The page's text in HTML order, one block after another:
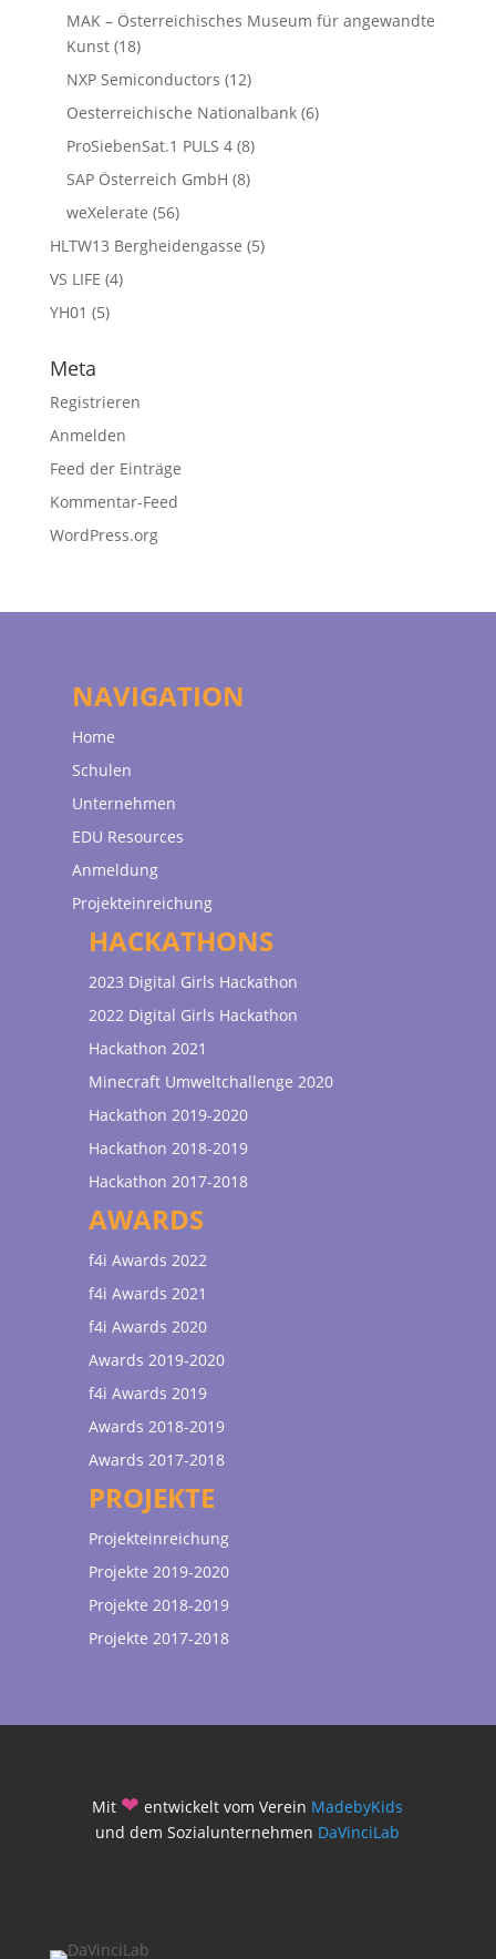
MAK – Österreichisches Museum für angewandte
Kunst(18)
NXP Semiconductors (12)
Oesterreichische Nationalbank(6)
ProSiebenSat.1 PULS 4(8)
SAP Österreich GmbH (8)
weXelerate (56)
HLTW13 Bergheidengasse (5)
VS LIFE (4)
YH01 (5)
Meta
Registrieren
Anmelden
Feed der Einträge
Kommentar-Feed
WordPress.org
NAVIGATION
Home
Schulen
Unternehmen
EDU Resources
Anmeldung
Projekteinreichung
HACKATHONS
2023 Digital Girls Hackathon
2022 Digital Girls Hackathon
Hackathon 2021
Minecraft Umweltchallenge 2020
Hackathon 2019-2020
Hackathon 2018-2019
Hackathon 2017-2018
AWARDS
f4i Awards 2022
f4i Awards 2021
f4i Awards 2020
Awards 2019-2020
f4i Awards 2019
Awards 2018-2019
Awards 2017-2018
PROJEKTE
Projekteinreichung
Projekte 2019-2020
Projekte 2018-2019
Projekte 2017-2018
Mit ❤ entwickelt vom Verein MadebyKids
und dem Sozialunternehmen DaVinciLab